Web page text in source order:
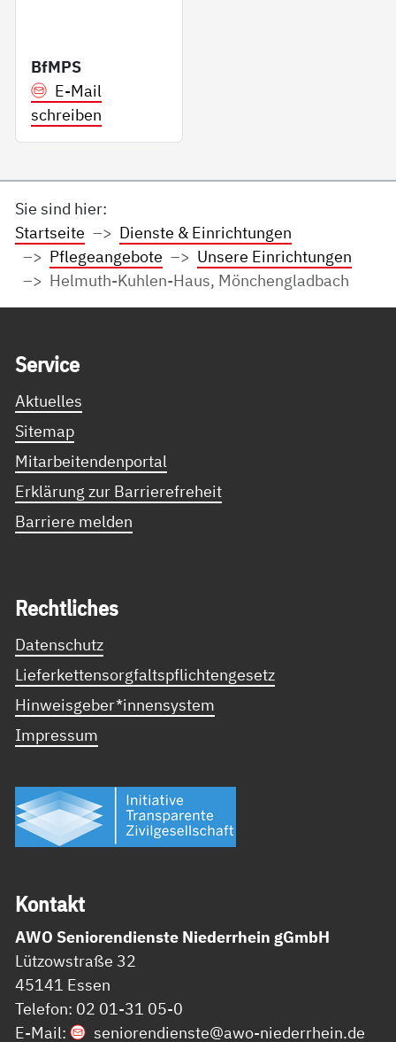
BfMPS
E-Mail
schreiben
Sie sind hier:
Startseite
Dienste & Einrichtungen
Pflegeangebote
Unsere Einrichtungen
Helmuth-Kuhlen-Haus, Mönchengladbach
Ser­vice
Aktuelles
Sitemap
Mitarbeitendenportal
Erklärung zur Barrierefreheit
Barriere melden
Recht­li­ches
Datenschutz
Lieferkettensorgfaltspflichtengesetz
Hinweisgeber*innensystem
Impressum
Kon­takt
AWO Seniorendienste Niederrhein gGmbH
Lützowstraße 32
45141 Essen
Telefon: 02 01-31 05-0
E-Mail:
seniorendienste@awo-niederrhein.de